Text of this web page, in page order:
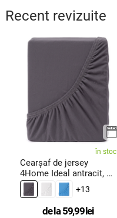
Recent revizuite
în stoc
Cearșaf de jersey
4Home Ideal antracit, 70
x 140
+13
de la59,99 lei